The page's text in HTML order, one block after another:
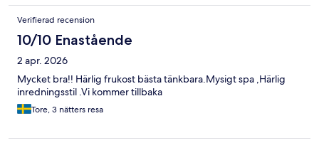
Verifierad recension
10/10 Enastående
2 apr. 2026
Mycket bra!! Härlig frukost bästa tänkbara.Mysigt spa ,Härlig
inredningsstil .Vi kommer tillbaka
Tore, 3 nätters resa